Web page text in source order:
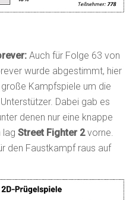
Auch für Folge 63 von
wurde abgestimmt, hier
Kampfspiele um die
Dabei gab es
denen nur eine knappe
lag Street Fighter 2vorne.
den Faustkampf raus auf